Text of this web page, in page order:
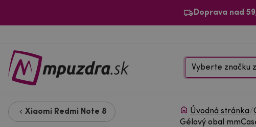
Doprava nad
Vyberte značku
Xiaomi Redmi Note 8 Úvodná stránka/
Gélový obal